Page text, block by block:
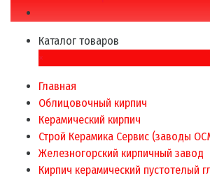
Каталог товаров
×
Главная
Облицовочный кирпич
Керамический кирпич
Строй Керамика Сервис (заводы
Железногорский кирпичный завод
Кирпич керамический пустотелый